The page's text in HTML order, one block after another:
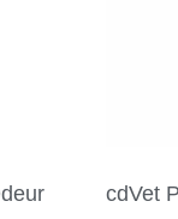
cdVet